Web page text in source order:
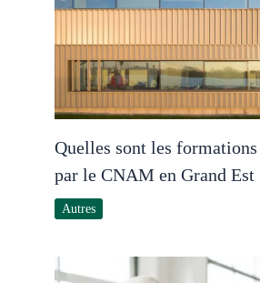
Quelles sont les formations
par le CNAM en Grand Est
Autres